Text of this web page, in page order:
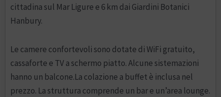
cittadina sul Mar Ligure e 6 km dai Giardini Botanici
Hanbury.
Le camere confortevoli sono dotate di WiFi gratuito,
cassaforte e TV a schermo piatto. Alcune sistemazioni
hanno un balcone.La colazione a buffet è inclusa nel
prezzo. La struttura comprende un bar e un’area lounge.